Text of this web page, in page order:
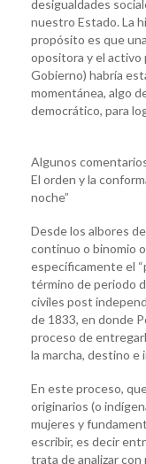
desigualdades
nuestro Estado. La
propósito es que
opositora y el activo
Gobierno) habría
momentánea, algo
democrático, para
Algunos
El orden y la
noche”
Desde los albores
continuo o binomio
específicamente el
término de periodo
civiles post
de 1833, en donde
proceso de
la marcha, destino e
En este proceso,
originarios (o
mujeres y
escribir, es decir
trata de analizar